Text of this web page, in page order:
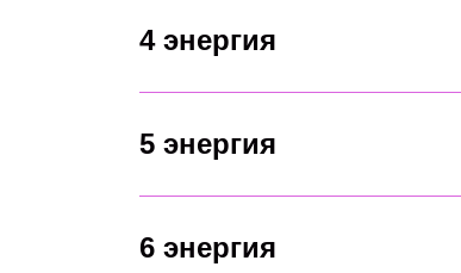
4 энергия
5 энергия
6 энергия